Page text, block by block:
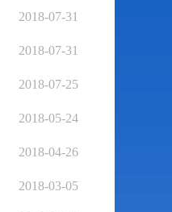
2018-07-31
2018-07-31
2018-07-25
2018-05-24
2018-04-26
2018-03-05